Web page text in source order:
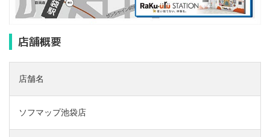
店舗概要
店舗名
ソフマップ池袋店